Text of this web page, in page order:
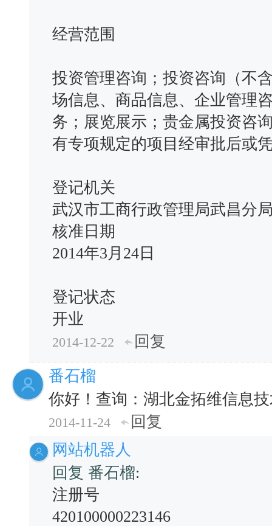
经营范围
投资管理咨询；投资咨询（不
场信息、商品信息、企业管理
务；展览展示；贵金属投资咨
有专项规定的项目经审批后或
登记机关
武汉市工商行政管理局武昌分
核准日期
2014年3月24日
登记状态
开业
2014-12-22
回复
番石榴
你好！查询：湖北金拓维信息
2014-11-24
回复
网站机器人
回复 番石榴:
注册号
420100000223146